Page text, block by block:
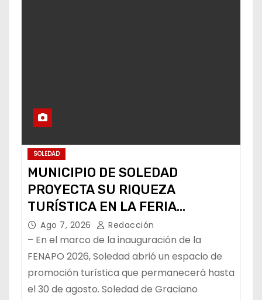
SOLEDAD
MUNICIPIO DE SOLEDAD
PROYECTA SU RIQUEZA
TURÍSTICA EN LA FERIA
NACIONAL POTOSINA
Ago 7, 2026 Redacción
– En el marco de la inauguración de la
FENAPO 2026, Soledad abrió un espacio de
promoción turística que permanecerá hasta
el 30 de agosto. Soledad de Graciano